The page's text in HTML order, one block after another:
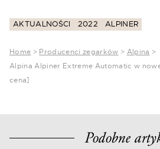
AKTUALNOŚCI 2022 ALPINER
Home > Producenci zegarków > Alpina >
Alpina Alpiner Extreme Automatic w
cena]
Podobne